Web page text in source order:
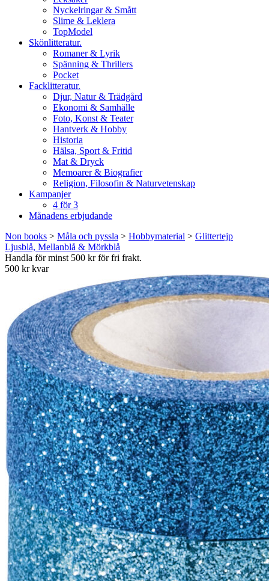
Nyckelringar & Smått
Slime & Leklera
TopModel
Skönlitteratur.
Romaner & Lyrik
Spänning & Thrillers
Pocket
Facklitteratur.
Djur, Natur & Trädgård
Ekonomi & Samhälle
Foto, Konst & Teater
Hantverk & Hobby
Historia
Hälsa, Sport & Fritid
Mat & Dryck
Memoarer & Biografier
Religion, Filosofin & Naturvetenskap
Kampanjer
4 för 3
Månadens erbjudande
Non books > Måla och pyssla > Hobbymaterial > Glittertejp
Ljusblå, Mellanblå & Mörkblå
Handla för minst 500 kr för fri frakt.
500 kr kvar